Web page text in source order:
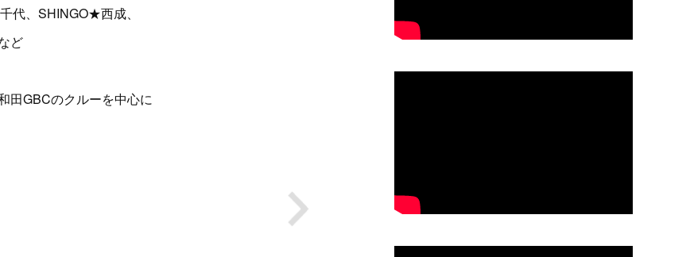
代、SHINGO★西成、
ど
田GBCのクルーを中心に